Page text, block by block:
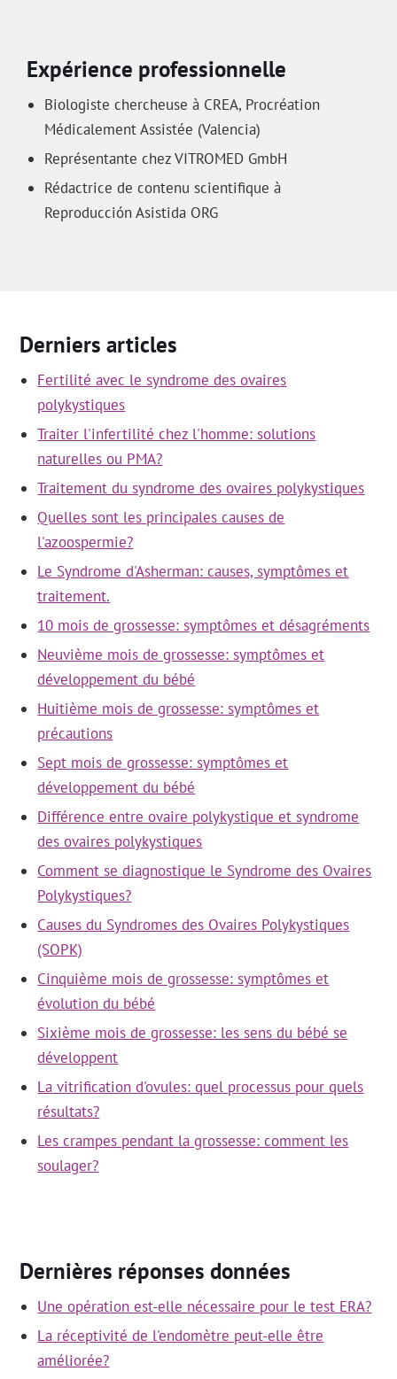
Expérience professionnelle
Biologiste chercheuse à CREA, Procréation
Médicalement Assistée (Valencia)
Représentante chez VITROMED GmbH
Rédactrice de contenu scientifique à
Reproducción Asistida ORG
Derniers articles
Fertilité avec le syndrome des ovaires
polykystiques
Traiter l'infertilité chez l'homme: solutions
naturelles ou PMA?
Traitement du syndrome des ovaires polykystiques
Quelles sont les principales causes de
l'azoospermie?
Le Syndrome d'Asherman: causes, symptômes et
traitement.
10 mois de grossesse: symptômes et désagréments
Neuvième mois de grossesse: symptômes et
développement du bébé
Huitième mois de grossesse: symptômes et
précautions
Sept mois de grossesse: symptômes et
développement du bébé
Différence entre ovaire polykystique et syndrome
des ovaires polykystiques
Comment se diagnostique le Syndrome des Ovaires
Polykystiques?
Causes du Syndromes des Ovaires Polykystiques
(SOPK)
Cinquième mois de grossesse: symptômes et
évolution du bébé
Sixième mois de grossesse: les sens du bébé se
développent
La vitrification d'ovules: quel processus pour quels
résultats?
Les crampes pendant la grossesse: comment les
soulager?
Dernières réponses données
Une opération est-elle nécessaire pour le test ERA?
La réceptivité de l'endomètre peut-elle être
améliorée?